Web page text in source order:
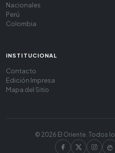
Nacionales
Perú
Colombia
INSTITUCIONAL
Contacto
Edición Impresa
Mapa del Sitio
© 2026 El Oriente. Todos